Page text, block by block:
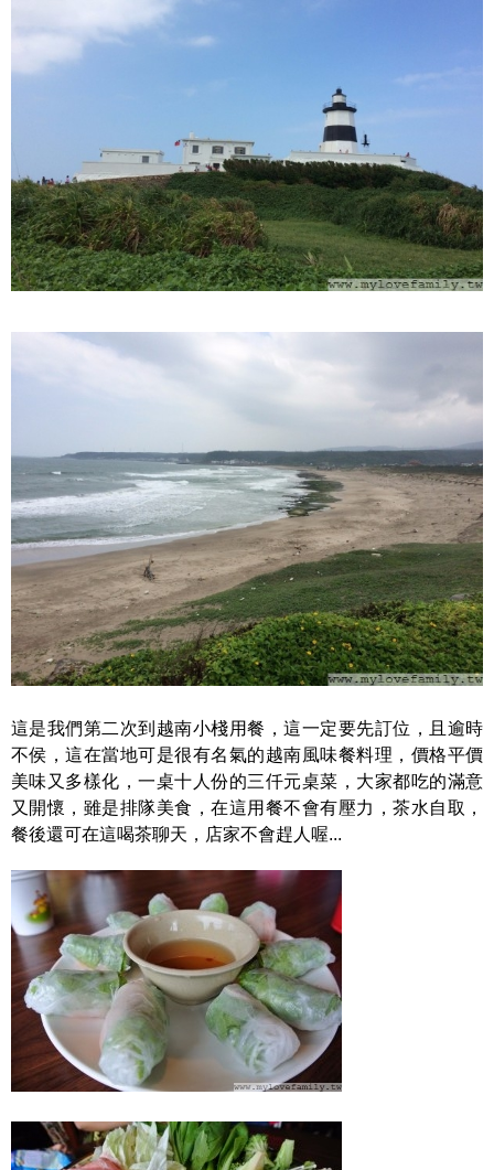
這是我們第二次到越南小棧用餐，這一定要先訂位，且逾時
不侯，這在當地可是很有名氣的越南風味餐料理，價格平價
美味又多樣化，一桌十人份的三仟元桌菜，大家都吃的滿意
又開懷，雖是排隊美食，在這用餐不會有壓力，茶水自取，
餐後還可在這喝茶聊天，店家不會趕人喔...